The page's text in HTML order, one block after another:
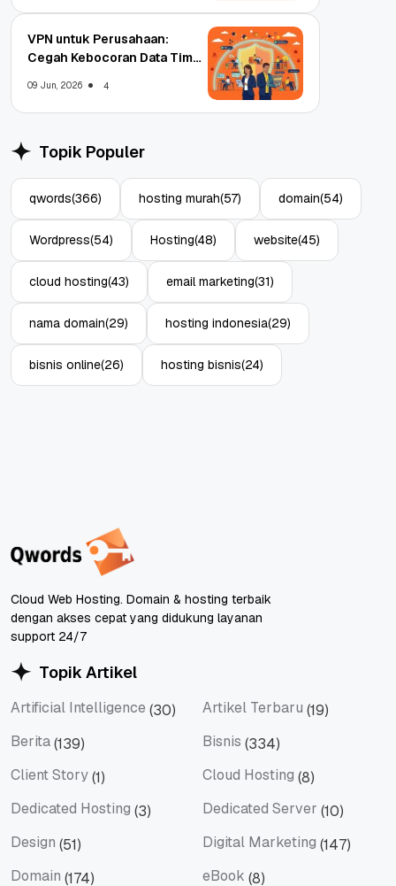
VPN untuk Perusahaan:
Cegah Kebocoran Data Tim
09 Jun, 2026 4
Topik Populer
qwords(366) hosting murah(57) domain(54)
Wordpress(54) Hosting(48) website(45)
cloud hosting(43) email marketing(31)
nama domain(29) hosting indonesia(29)
bisnis online(26) hosting bisnis(24)
Cloud Web Hosting. Domain & hosting terbaik
dengan akses cepat yang didukung layanan
support 24/7
Topik Artikel
Artificial Intelligence (30) Artikel Terbaru (19)
Berita(139) Bisnis (334)
Client Story(1) Cloud Hosting (8)
Dedicated Hosting (3) Dedicated Server (10)
Design (51) Digital Marketing (147)
Domain (174) eBook (8)